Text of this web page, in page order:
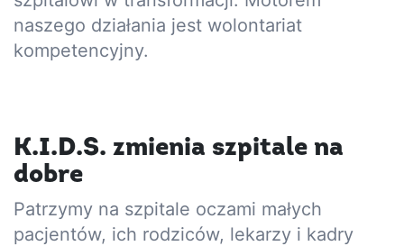
naszego działania jest wolontariat
kompetencyjny.
K.I.D.S. zmienia szpitale na
dobre
Patrzymy na szpitale oczami małych
pacjentów, ich rodziców, lekarzy i kadry